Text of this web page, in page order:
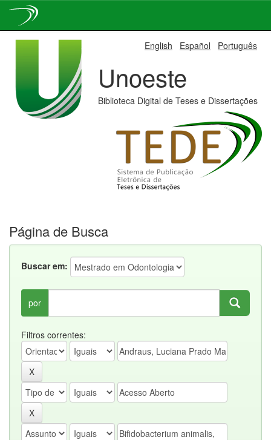
English Español Português
Unoeste
Biblioteca Digital de Teses e Dissertações
Página de Busca
Buscar em:
por
Filtros correntes: